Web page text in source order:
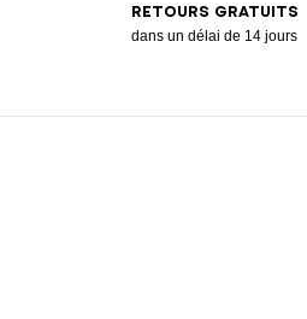
RETOURS GRATUITS
dans un délai de 14 jours